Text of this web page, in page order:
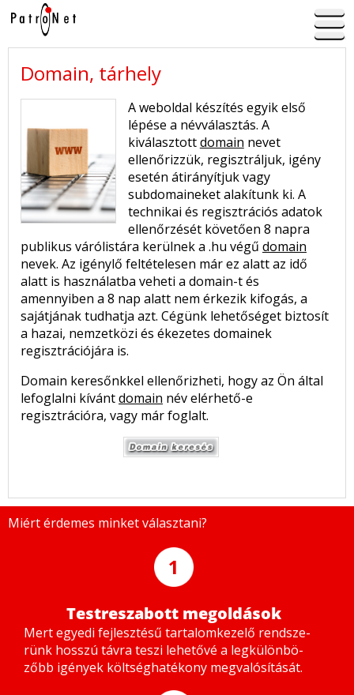
Domain, tárhely
A weboldal készítés egyik első
lépése a névválasztás. A
kiválasztottdomain nevet
ellenőrizzük, regisztráljuk, igény
esetén átirányítjuk vagy
subdomaineket alakítunk ki. A
technikai és regisztrációs adatok
ellenőrzését követően 8 napra
publikus várólistára kerülnek a .hu végű domain
nevek. Az igénylő feltételesen már ez alatt az idő
alatt is használatba veheti a domain-t és
amennyiben a 8 nap alatt nem érkezik kifogás, a
sajátjának tudhatja azt. Cégünk lehetőséget biztosít
a hazai, nemzetközi és ékezetes domainek
regisztrációjára is.
Domain keresőnkkel ellenőrizheti, hogy az Ön által
lefoglalni kívántdomain név elérhető-e
regisztrációra, vagy már foglalt.
Miért érdemes minket választani?
1
Testreszabott megoldások
Mert egye­di fej­lesz­té­sű tar­ta­lom­ke­ze­lő rend­sze­
rünk hosszú táv­ra te­szi le­he­tő­vé a leg­kü­lön­bö­
zőbb igé­nyek költ­ség­ha­té­kony meg­va­ló­sí­tá­sát.